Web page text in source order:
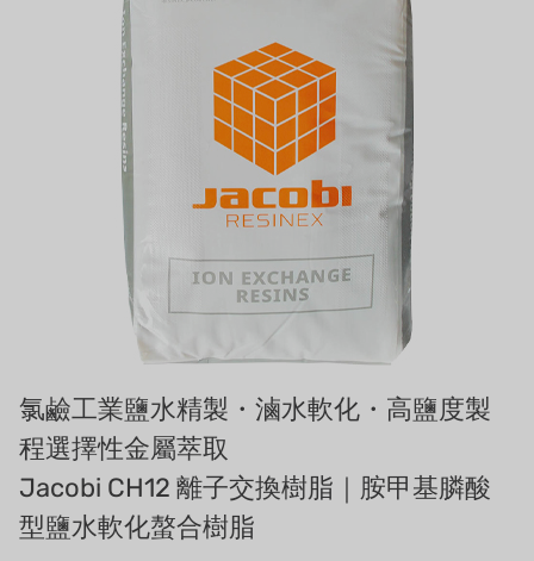
USダウ
アイデックスUSA
US CLACK
エマーソン、アメリカ
アメリカンペンテア
SIEMENSドイツ
アメリカのプルサフィーダー
タイHAYCARB
フランスSUNTEC
UK PUROLITE
氯鹼工業鹽水精製・滷水軟化・高鹽度製
程選擇性金屬萃取
Jacobi CH12 離子交換樹脂｜胺甲基膦酸
型鹽水軟化螯合樹脂